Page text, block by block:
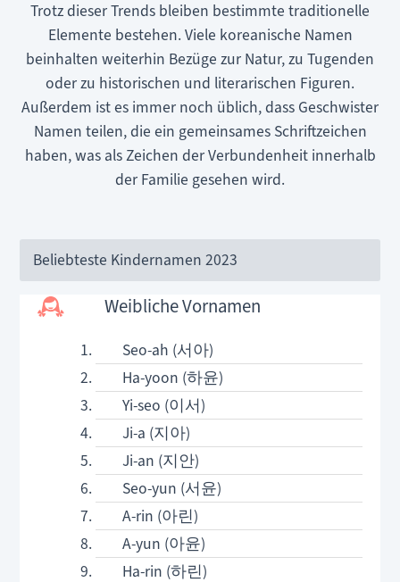
Trotz dieser Trends bleiben bestimmte traditionelle
Elemente bestehen. Viele koreanische Namen
beinhalten weiterhin Bezüge zur Natur, zu Tugenden
oder zu historischen und literarischen Figuren.
Außerdem ist es immer noch üblich, dass Geschwister
Namen teilen, die ein gemeinsames Schriftzeichen
haben, was als Zeichen der Verbundenheit innerhalb
der Familie gesehen wird.
Beliebteste Kindernamen 2023
Weibliche Vornamen
Seo-ah (서아)
Ha-yoon (하윤)
Yi-seo (이서)
Ji-a (지아)
Ji-an (지안)
Seo-yun (서윤)
A-rin (아린)
A-yun (아윤)
Ha-rin (하린)